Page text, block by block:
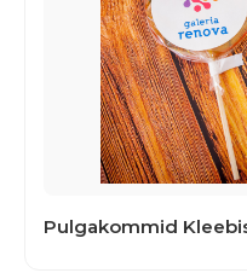
Pulgakommid